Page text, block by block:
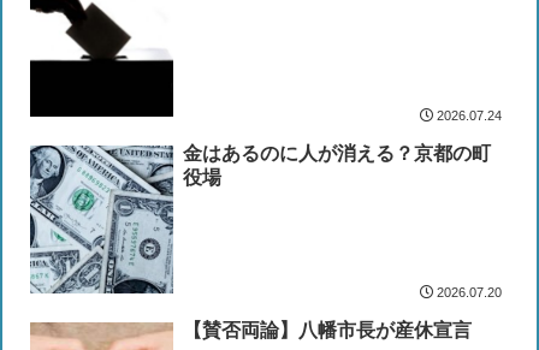
2026.07.24
金はあるのに人が消える？京都の町
役場
2026.07.20
【賛否両論】八幡市長が産休宣言